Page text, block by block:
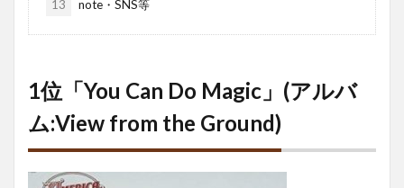
13 note・SNS等
1位「You Can Do Magic」(アルバ
ム:View from the Ground)